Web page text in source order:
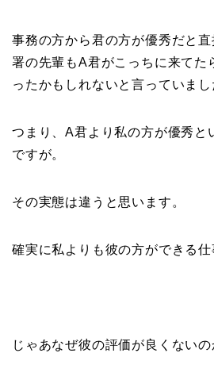
事務の方から君の方が優秀だと
署の先輩もA君がこっちに来てた
ったかもしれないと言っていまし
つまり、A君より私の方が優秀と
ですが。
その実態は違うと思います。
確実に私よりも彼の方ができる仕
じゃあなぜ彼の評価が良くないの